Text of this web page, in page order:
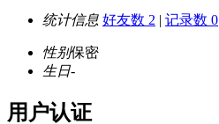
统计信息 好友数 2 | 记录数 0
性别保密
生日-
用户认证